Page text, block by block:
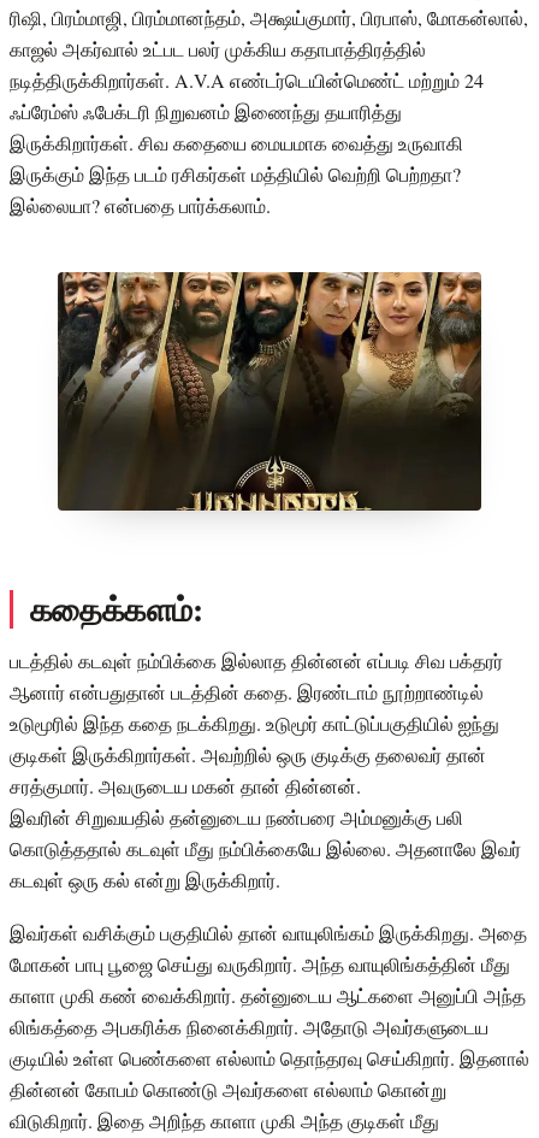
ரிஷி, பிரம்மாஜி, பிரம்மானந்தம், அக்ஷய்குமார், பிரபாஸ், மோகன்லால்,
காஜல் அகர்வால் உட்பட பலர் முக்கிய கதாபாத்திரத்தில்
நடித்திருக்கிறார்கள். A.V.A எண்டர்டெயின்மெண்ட் மற்றும் 24
ஃப்ரேம்ஸ் ஃபேக்டரி நிறுவனம் இணைந்து தயாரித்து
இருக்கிறார்கள். சிவ கதையை மையமாக வைத்து உருவாகி
இருக்கும் இந்த படம் ரசிகர்கள் மத்தியில் வெற்றி பெற்றதா?
இல்லையா? என்பதை பார்க்கலாம்.
கதைக்களம்:
படத்தில் கடவுள் நம்பிக்கை இல்லாத தின்னன் எப்படி சிவ பக்தரர்
ஆனார் என்பதுதான் படத்தின் கதை. இரண்டாம் நூற்றாண்டில்
உடுமூரில் இந்த கதை நடக்கிறது. உடுமூர் காட்டுப்பகுதியில் ஐந்து
குடிகள் இருக்கிறார்கள். அவற்றில் ஒரு குடிக்கு தலைவர் தான்
சரத்குமார். அவருடைய மகன் தான் தின்னன்.
இவரின் சிறுவயதில் தன்னுடைய நண்பரை அம்மனுக்கு பலி
கொடுத்ததால் கடவுள் மீது நம்பிக்கையே இல்லை. அதனாலே இவர்
கடவுள் ஒரு கல் என்று இருக்கிறார்.
இவர்கள் வசிக்கும் பகுதியில் தான் வாயுலிங்கம் இருக்கிறது. அதை
மோகன் பாபு பூஜை செய்து வருகிறார். அந்த வாயுலிங்கத்தின் மீது
காளா முகி கண் வைக்கிறார். தன்னுடைய ஆட்களை அனுப்பி அந்த
லிங்கத்தை அபகரிக்க நினைக்கிறார். அதோடு அவர்களுடைய
குடியில் உள்ள பெண்களை எல்லாம் தொந்தரவு செய்கிறார். இதனால்
தின்னன் கோபம் கொண்டு அவர்களை எல்லாம் கொன்று
விடுகிறார். இதை அறிந்த காளா முகி அந்த குடிகள் மீது